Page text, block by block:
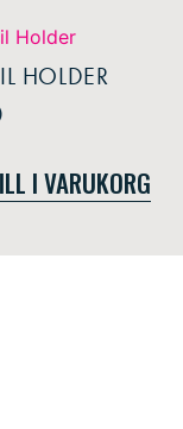
HOLDER
I VARUKORG